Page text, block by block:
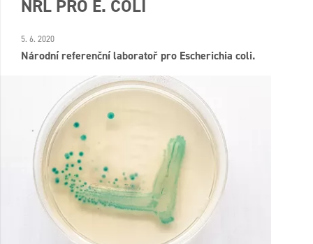
NRL PRO E. COLI
5. 6. 2020
Národní referenční laboratoř pro Escherichia coli.